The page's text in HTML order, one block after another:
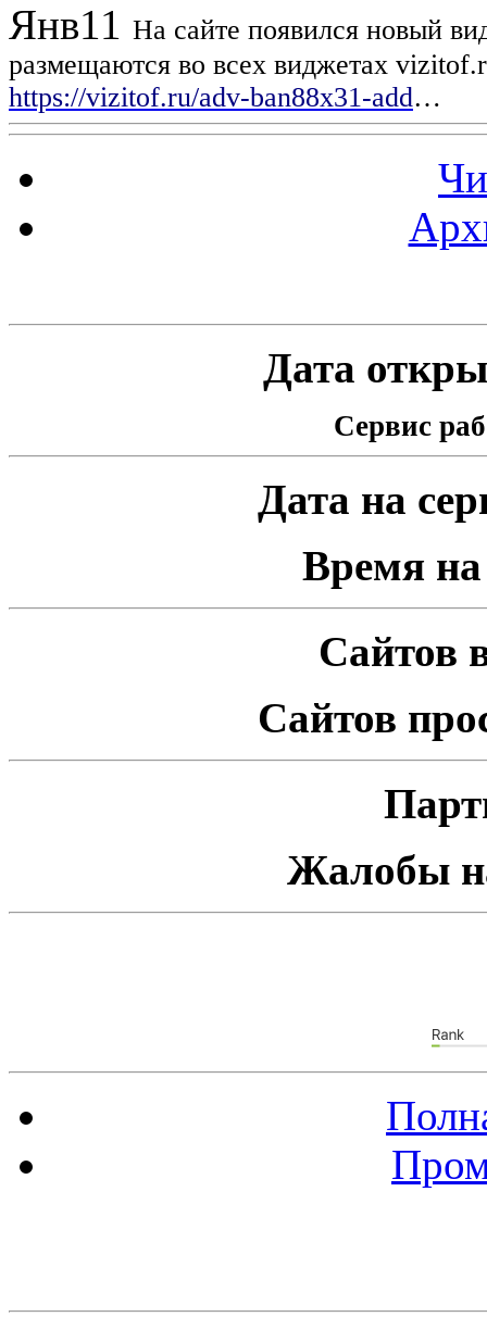
Янв11 На сайте появился новый
размещаются во всех виджетах
https://vizitof.ru/adv-ban88x31-add…
Дата
Сервис
Дата на
Время на
Сайтов
Сайтов
Жалобы